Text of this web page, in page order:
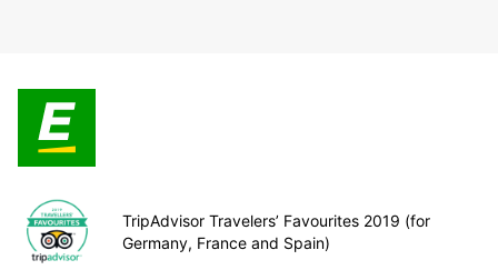
TripAdvisor Travelers’ Favourites 2019 (for
Germany, France and Spain)